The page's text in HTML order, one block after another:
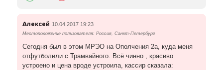
Алексей 10.04.2017 19:23
Местоположение пользователя: Россия, Санкт-Петербург
Сегодня был в этом МРЭО на Ополчения 2а, куда меня
отфутболили с Трамвайного. Всё чинно , красиво
устроено и цена вроде устроила, кассир сказала: